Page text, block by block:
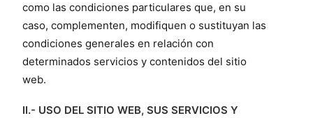
como las condiciones particulares que, en su
caso, complementen, modifiquen o sustituyan las
condiciones generales en relación con
determinados servicios y contenidos del sitio
web.
II.- USO DEL SITIO WEB, SUS SERVICIOS Y